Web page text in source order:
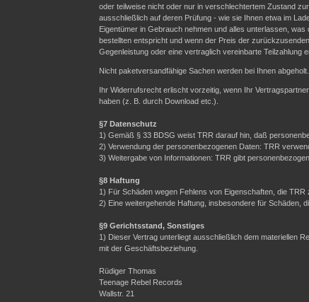
oder teilweise nicht oder nur in verschlechtertem Zustand
ausschließlich auf deren Prüfung - wie sie Ihnen etwa im
Eigentümer in Gebrauch nehmen und alles unterlassen,
bestellten entspricht und wenn der Preis der
Gegenleistung oder eine vertraglich vereinbarte Teilzahlung
Nicht paketversandfähige Sachen werden bei Ihnen
Ihr Widerrufsrecht erlischt vorzeitig, wenn Ihr
haben (z. B. durch Download etc.).
§7 Datenschutz
1) Gemäß § 33 BDSG weist TRR darauf hin, daß
2) Verwendung der personenbezogenen Daten: TRR
3) Weitergabe von Informationen: TRR gibt
§8 Haftung
1) Für Schäden wegen Fehlens von Eigenschaften, die
2) Eine weitergehende Haftung, insbesondere für Schäden,
§9 Gerichtsstand, Sonstiges
1) Dieser Vertrag unterliegt ausschließlich dem materiellen
mit der Geschäftsbeziehung.
Rüdiger Thomas
Teenage Rebel Records
Wallstr. 21